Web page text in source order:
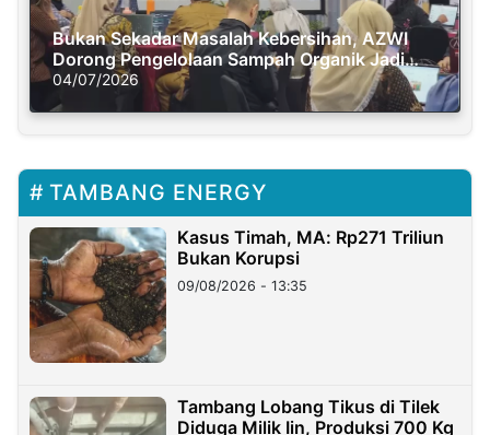
Bukan Sekadar Masalah Kebersihan, AZWI
Dorong Pengelolaan Sampah Organik Jadi
Solusi Krisis Iklim
04/07/2026
TAMBANG ENERGY
Kasus Timah, MA: Rp271 Triliun
Bukan Korupsi
09/08/2026 - 13:35
Tambang Lobang Tikus di Tilek
Diduga Milik Iin, Produksi 700 Kg